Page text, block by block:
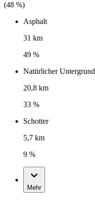
(48 %)
Asphalt
31 km
49 %
Natürlicher Untergrund
20,8 km
33 %
Schotter
5,7 km
9 %
Mehr